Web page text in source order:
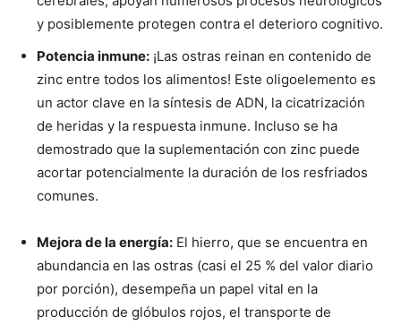
y posiblemente protegen contra el deterioro cognitivo.
Potencia inmune: ¡Las ostras reinan en contenido de
zinc entre todos los alimentos! Este oligoelemento es
un actor clave en la síntesis de ADN, la cicatrización
de heridas y la respuesta inmune. Incluso se ha
demostrado que la suplementación con zinc puede
acortar potencialmente la duración de los resfriados
comunes.
Mejora de la energía: El hierro, que se encuentra en
abundancia en las ostras (casi el 25 % del valor diario
por porción), desempeña un papel vital en la
producción de glóbulos rojos, el transporte de